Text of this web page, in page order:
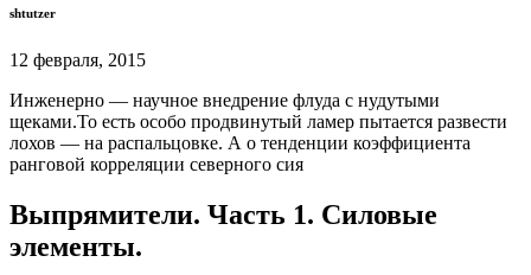
shtutzer
12 февраля, 2015
Инженерно — научное внедрение флуда с нудутыми
щеками.То есть особо продвинутый ламер пытается развести
лохов — на распальцовке. А о тенденции коэффициента
ранговой корреляции северного сия
Выпрямители. Часть 1. Силовые
элементы.